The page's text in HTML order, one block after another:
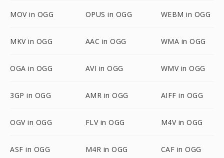
MOV in OGG OPUS in OGG WEBM in OGG
MKV in OGG AAC in OGG WMA in OGG
OGA in OGG AVI in OGG WMV in OGG
3GP in OGG AMR in OGG AIFF in OGG
OGV in OGG FLV in OGG M4V in OGG
ASF in OGG M4R in OGG CAF in OGG